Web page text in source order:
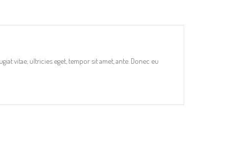
vitae, ultricies eget, tempor sit amet, ante. Donec eu